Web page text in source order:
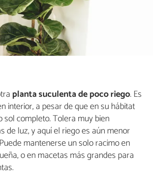
planta suculenta de poco riego. Es
interior, a pesar de que en su hábitat
sol completo. Tolera muy bien
de luz, y aquí el riego es aún menor
mantenerse un solo racimo en
o en macetas más grandes para